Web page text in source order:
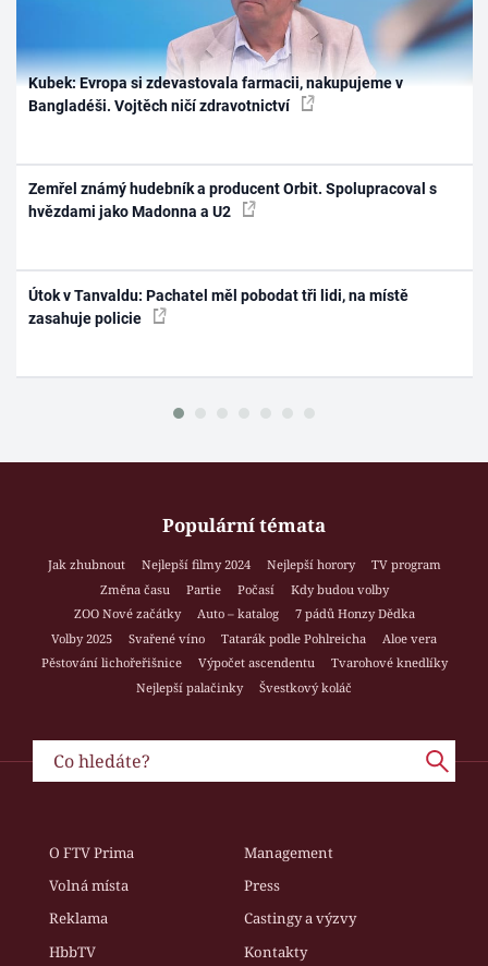
Kubek: Evropa si zdevastovala farmacii, nakupujeme v
Bangladéši. Vojtěch ničí zdravotnictví
Zemřel známý hudebník a producent Orbit. Spolupracoval s
hvězdami jako Madonna a U2
Útok v Tanvaldu: Pachatel měl pobodat tři lidi, na místě
zasahuje policie
Populární témata
Jak zhubnout Nejlepší filmy 2024 Nejlepší horory
TV program
Změna času
Partie Počasí
Kdy budou volby
ZOO Nové začátky
Auto – katalog
7 pádů Honzy Dědka
Volby 2025
Svařené víno Tatarák podle Pohlreicha
Aloe vera
Pěstování lichořeřišnice
Výpočet ascendentu
Tvarohové knedlíky
Nejlepší palačinky
Švestkový koláč
O FTV Prima
Management
Volná místa
Press
Reklama
Castingy a výzvy
HbbTV
Kontakty